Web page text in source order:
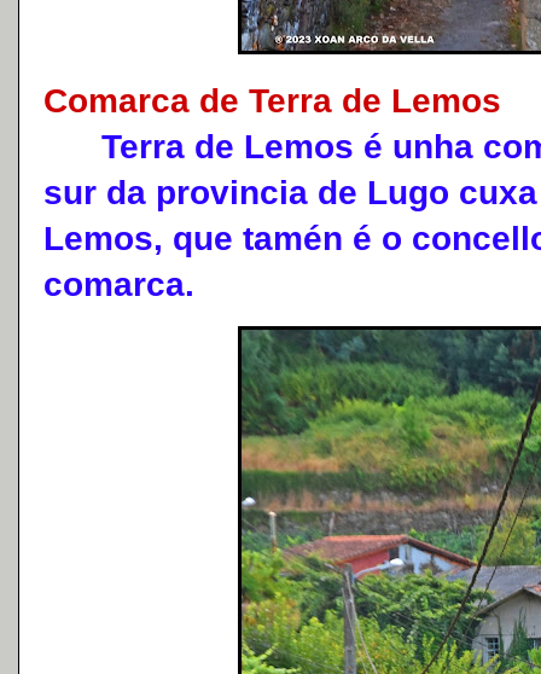
Comarca de Terra de Lemos
Terra de Lemos é unha
sur da provincia de Lugo
Lemos, que tamén é o
comarca.